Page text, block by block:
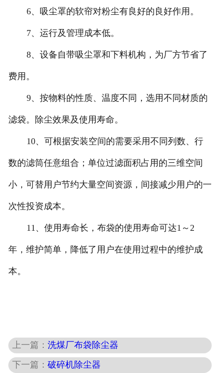
6、吸尘罩的软帘对粉尘有良好的良好作用。
7、运行及管理成本低。
8、设备自带吸尘罩和下料机构，为厂方节省了
费用。
9、按物料的性质、温度不同，选用不同材质的
滤袋。除尘效果及使用寿命。
10、可根据安装空间的需要采用不同列数、行
数的滤筒任意组合；单位过滤面积占用的三维空间
小，可替用户节约大量空间资源，间接减少用户的一
次性投资成本。
11、使用寿命长，布袋的使用寿命可达1～2
年，维护简单，降低了用户在使用过程中的维护成
本。
上一篇：洗煤厂布袋除尘器
下一篇：破碎机除尘器